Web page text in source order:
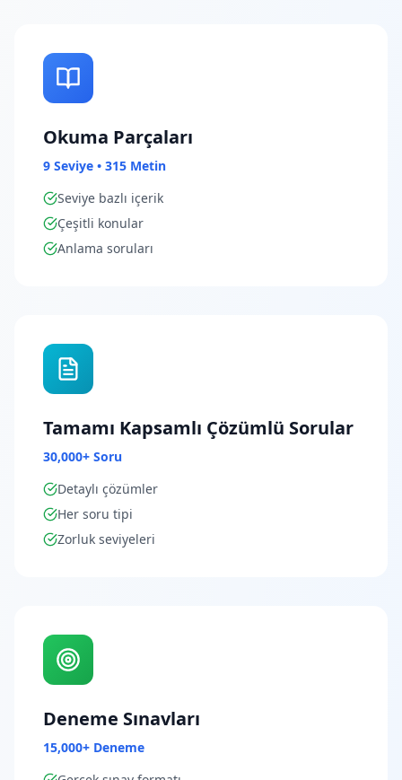
Okuma Parçaları
9 Seviye • 315 Metin
Seviye bazlı içerik
Çeşitli konular
Anlama soruları
Tamamı Kapsamlı Çözümlü Sorular
30,000+ Soru
Detaylı çözümler
Her soru tipi
Zorluk seviyeleri
Deneme Sınavları
15,000+ Deneme